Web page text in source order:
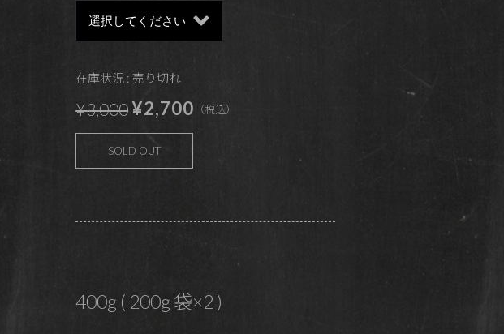
在庫状況 : 売り切れ
¥3,000¥2,700 （税込）
SOLD OUT
400g ( 200g 袋×2 )